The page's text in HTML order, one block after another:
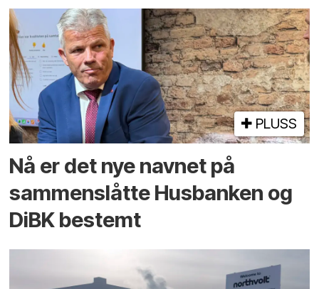
PLUSS
Nå er det nye navnet på
sammenslåtte Husbanken og
DiBK bestemt